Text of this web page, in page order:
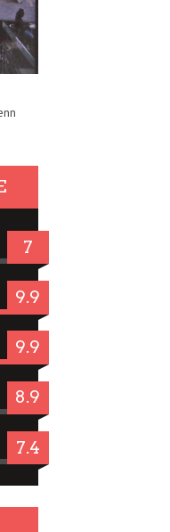
7
9.9
9.9
8.9
7.4